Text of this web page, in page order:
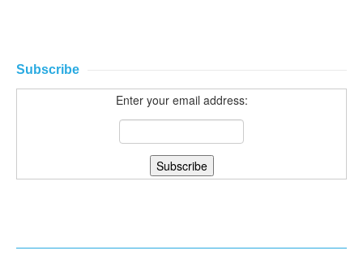
Subscribe
Enter your email address: